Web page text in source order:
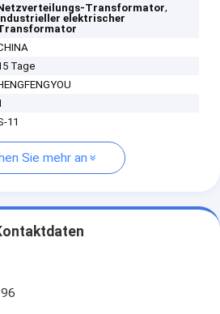
Transformator,
elektrischer
Tage
11
Sie mehr an